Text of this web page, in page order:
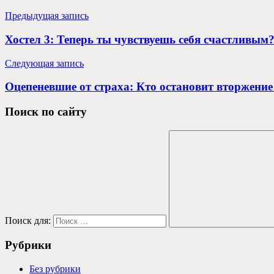
Предыдущая запись
Хостел 3: Теперь ты чувствуешь себя счастливым?
Следующая запись
Оцепеневшие от страха: Кто остановит
Поиск по сайту
Поиск для:
Рубрики
Без рубрики